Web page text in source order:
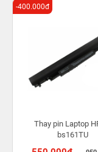
Thay pin Laptop
bs161TU
-400.000đ